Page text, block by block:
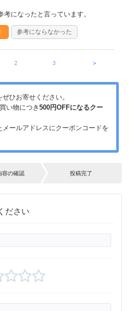
考になったと言っています。
参考にならなかった
2 3 ＞
ひお寄せください。
い物につき 500円OFFになるクー
ールアドレスにクーポンコードを
容の確認 投稿完了
ださい